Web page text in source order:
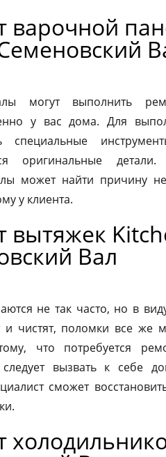
варочной
могут выполнить
у вас дома. Для
специальные
оригинальные
может найти причину
у клиента.
вытяжек
Вал
не так часто, но в
и чистят, поломки все же
что потребуется
вызвать к себе
сможет